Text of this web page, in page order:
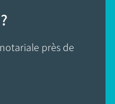
près de